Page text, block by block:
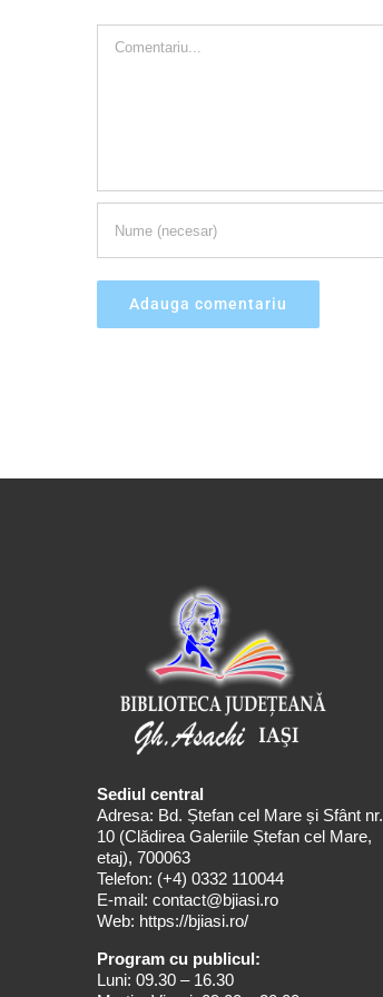
Sediul central
Adresa: Bd. Ștefan cel Mare și Sfânt nr.
10 (Clădirea Galeriile Ștefan cel Mare,
etaj), 700063
Telefon: (+4) 0332 110044
E-mail: contact@bjiasi.ro
Web: https://bjiasi.ro/
Program cu publicul:
Luni: 09.30 – 16.30